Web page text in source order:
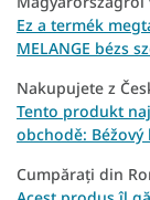
Ez a termék
MELANGE bézs
Nakupujete z
Tento produkt
obchodě:
Cumpărați din